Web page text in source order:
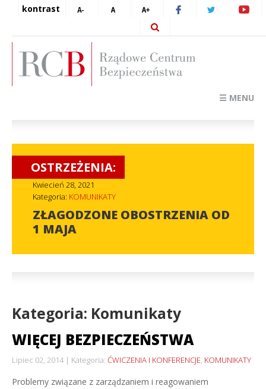
kontrast
☰ MENU
OSTRZEŻENIA:
Kwiecień 28, 2021
Kategoria: KOMUNIKATY
ZŁAGODZONE OBOSTRZENIA OD
1 MAJA
Kategoria: Komunikaty
WIĘCEJ BEZPIECZEŃSTWA
Lipiec 02, 2014 Kategoria: ĆWICZENIA I KONFERENCJE, KOMUNIKATY
Problemy związane z zarządzaniem i reagowaniem